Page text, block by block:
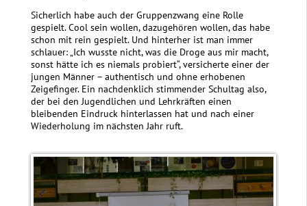
Sicherlich habe auch der Gruppenzwang eine Rolle
gespielt. Cool sein wollen, dazugehören wollen, das habe
schon mit rein gespielt. Und hinterher ist man immer
schlauer: „Ich wusste nicht, was die Droge aus mir macht,
sonst hätte ich es niemals probiert“, versicherte einer der
jungen Männer – authentisch und ohne erhobenen
Zeigefinger. Ein nachdenklich stimmender Schultag also,
der bei den Jugendlichen und Lehrkräften einen
bleibenden Eindruck hinterlassen hat und nach einer
Wiederholung im nächsten Jahr ruft.